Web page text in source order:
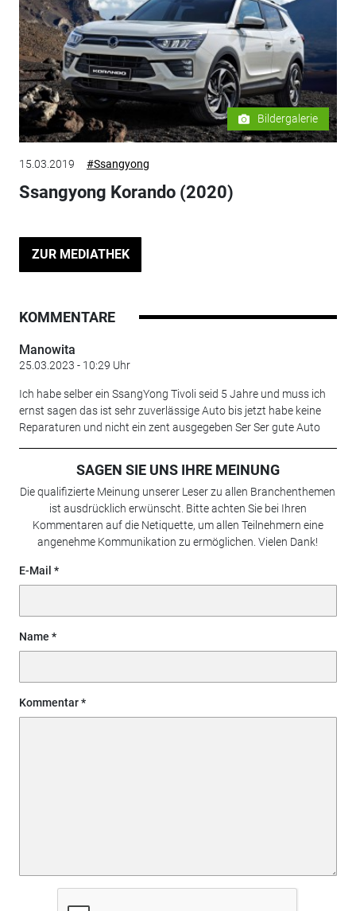
Bildergalerie
15.03.2019 #Ssangyong
Ssangyong Korando (2020)
ZUR MEDIATHEK
KOMMENTARE
Manowita
25.03.2023 - 10:29 Uhr
Ich habe selber ein SsangYong Tivoli seid 5 Jahre und muss ich
ernst sagen das ist sehr zuverlässige Auto bis jetzt habe keine
Reparaturen und nicht ein zent ausgegeben Ser Ser gute Auto
SAGEN SIE UNS IHRE MEINUNG
Die qualifizierte Meinung unserer Leser zu allen Branchenthemen
ist ausdrücklich erwünscht. Bitte achten Sie bei Ihren
Kommentaren auf die Netiquette, um allen Teilnehmern eine
angenehme Kommunikation zu ermöglichen. Vielen Dank!
E-Mail
Name
Kommentar